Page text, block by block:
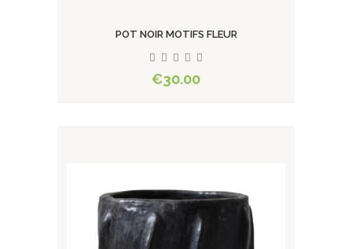
POT NOIR MOTIFS FLEUR
€30.00